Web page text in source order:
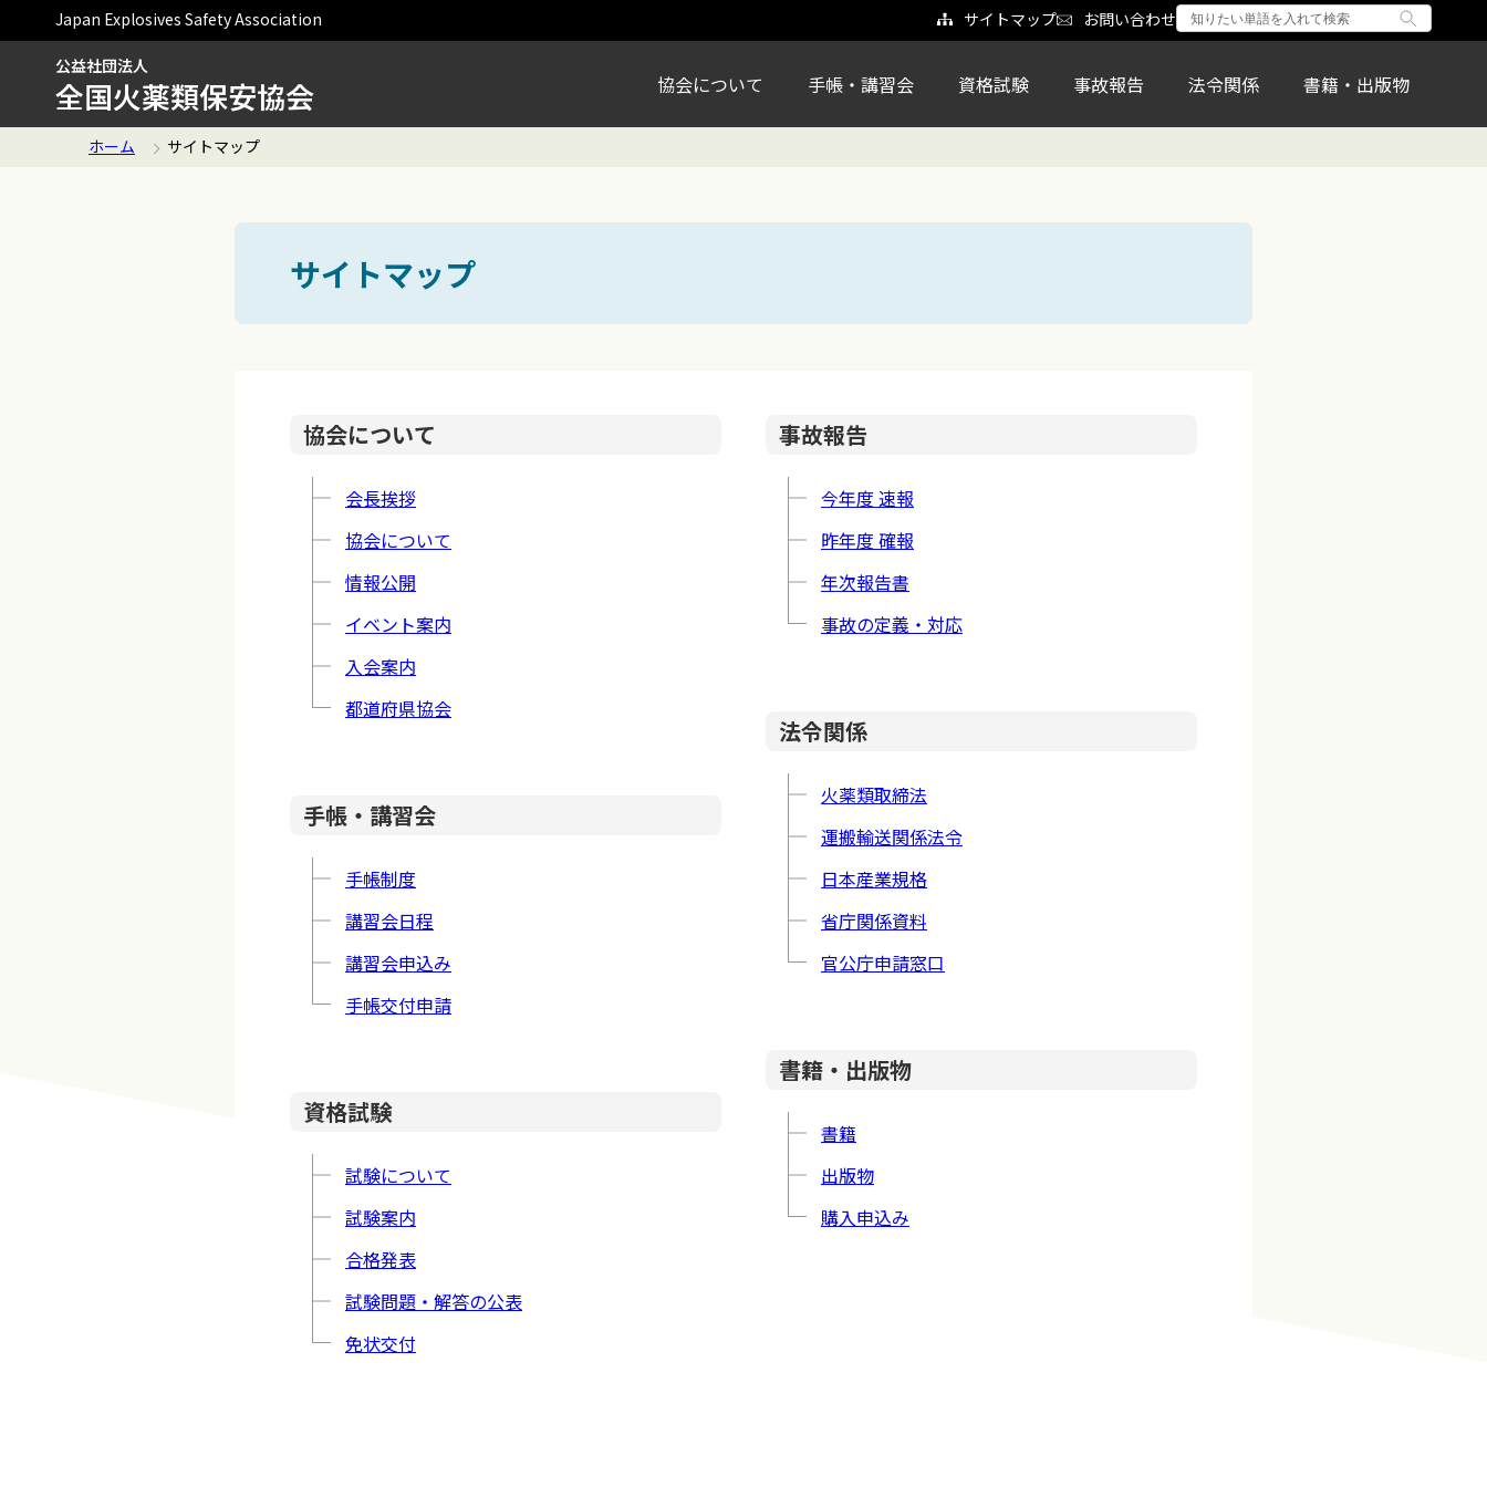
Japan Explosives Safety Association サイトマップ お問い合わせ
公益社団法人
全国火薬類保安協会 協会について 手帳・講習会 資格試験 事故報告 法令関係 書籍・出版物
ホーム サイトマップ
サイトマップ
協会について
会長挨拶
協会について
情報公開
イベント案内
入会案内
都道府県協会
手帳・講習会
手帳制度
講習会日程
講習会申込み
手帳交付申請
資格試験
試験について
試験案内
合格発表
試験問題・解答の公表
免状交付
事故報告
今年度 速報
昨年度 確報
年次報告書
事故の定義・対応
法令関係
火薬類取締法
運搬輸送関係法令
日本産業規格
省庁関係資料
官公庁申請窓口
書籍・出版物
書籍
出版物
購入申込み